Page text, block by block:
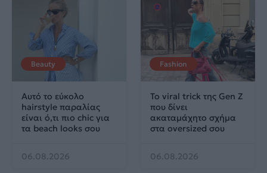
Beauty
Αυτό το εύκολο
hairstyle παραλίας
είναι ό,τι πιο chic για
τα beach looks σου
06.08.2026
Fashion
Το viral trick της Gen Z
που δίνει
ακαταμάχητο σχήμα
στα oversized σου
06.08.2026